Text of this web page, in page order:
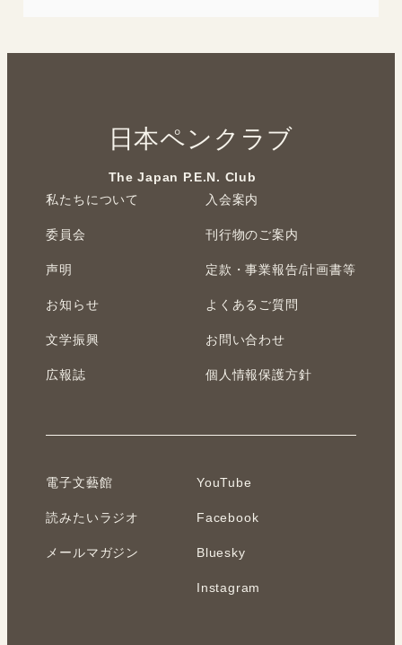
日本ペンクラブ
The Japan P.E.N. Club
私たちについて
委員会
声明
お知らせ
文学振興
広報誌
入会案内
刊行物のご案内
定款・事業報告/計画書等
よくあるご質問
お問い合わせ
個人情報保護方針
電子文藝館
読みたいラジオ
メールマガジン
YouTube
Facebook
Bluesky
Instagram